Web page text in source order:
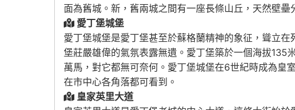
面為舊城。新，舊兩城之間有一座長條山丘，天然壁壘
愛丁堡城堡
愛丁堡城堡是愛丁堡甚至於蘇格蘭精神的象征，聳立
堡莊嚴雄偉的氣氛表露無遺。愛丁堡築於一個海拔135
萬馬，對它都無可奈何。愛丁堡城堡在6世紀時成為皇
在市中心各角落都可看到。
皇家英里大道